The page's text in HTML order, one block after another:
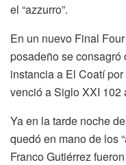
el “azzurro”.
En un nuevo Final
posadeño se consagró
instancia a El Coatí
venció a Siglo XXI 102
Ya en la tarde noche
quedó en mano de los
Franco Gutiérrez